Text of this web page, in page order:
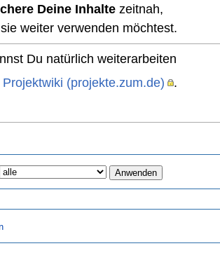
Deine Inhalte zeitnah,
weiter verwenden möchtest.
Du natürlich weiterarbeiten
(projekte.zum.de) .